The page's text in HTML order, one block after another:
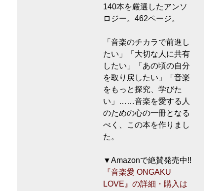
140本を厳選したアンソ
ロジー。462ページ。
「音楽のチカラで前進し
たい」「大切な人に共有
したい」「あの頃の自分
を取り戻したい」「音楽
をもっと探究、学びた
い」……音楽を愛する人
のための心の一冊となる
べく、この本を作りまし
た。
▼Amazonで絶賛発売中!!
『音楽愛 ONGAKU
LOVE』の詳細・購入は